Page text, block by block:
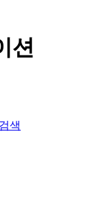
션
검색